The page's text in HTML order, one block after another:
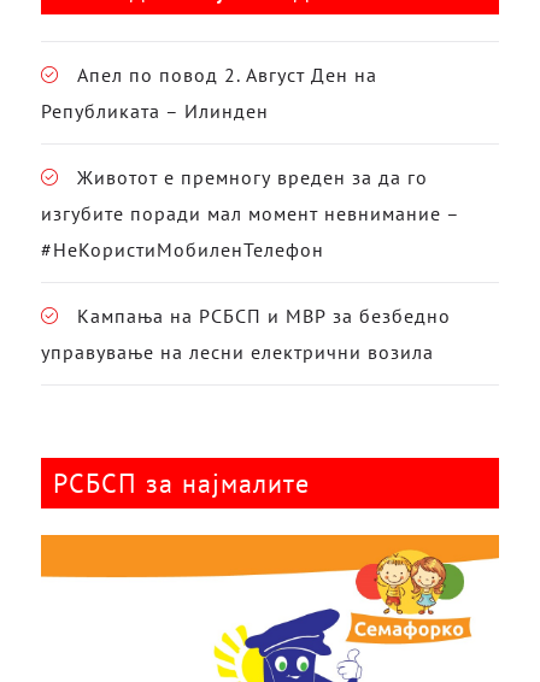
Апел по повод 2. Август Ден на
Републиката – Илинден
Животот е премногу вреден за да го
изгубите поради мал момент невнимание –
#НеКористиМобиленТелефон
Кампања на РСБСП и МВР за безбедно
управување на лесни електрични возила
РСБСП за најмалите